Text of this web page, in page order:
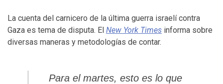
La cuenta del carnicero de la última guerra israelí contra
Gaza es tema de disputa. El New York Times informa sobre
diversas maneras y metodologías de contar.
Para el martes, esto es lo que